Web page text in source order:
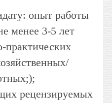
опыт работы
менее 3-5 лет
практических
рецензируемых